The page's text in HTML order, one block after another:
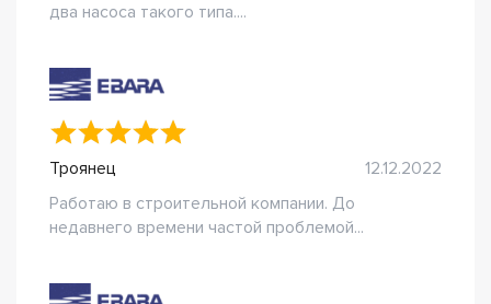
два насоса такого типа....
Троянец
12.12.2022
Работаю в строительной компании. До
недавнего времени частой проблемой...